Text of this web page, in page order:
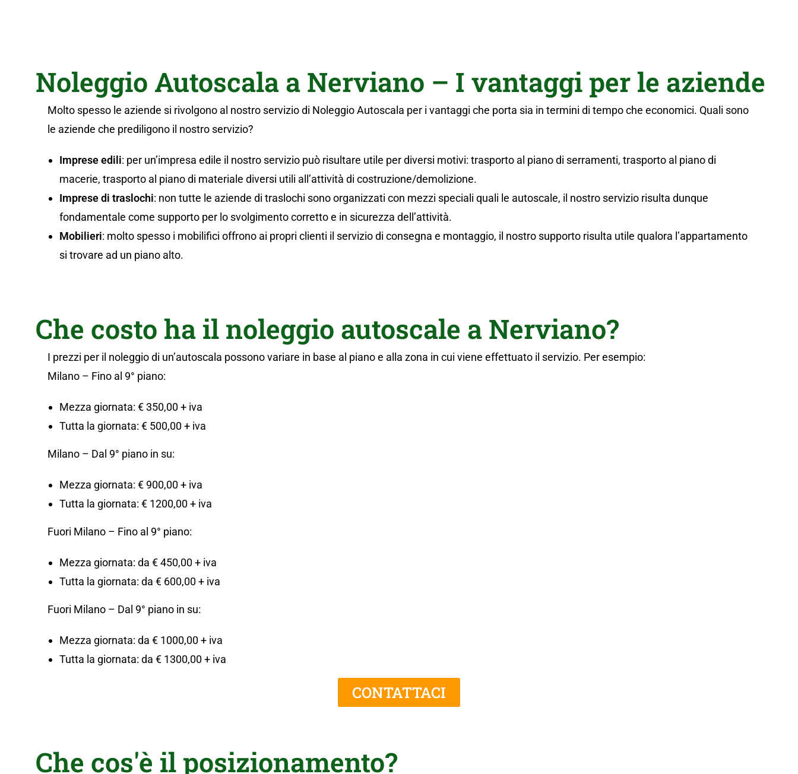
Noleggio Autoscala a Nerviano – I vantaggi per le aziende
Molto spesso le aziende si rivolgono al nostro servizio di Noleggio Autoscala per i vantaggi che porta sia in termini di tempo che economici. Quali sono
le aziende che prediligono il nostro servizio?
Imprese edili: per un’impresa edile il nostro servizio può risultare utile per diversi motivi: trasporto al piano di serramenti, trasporto al piano di
macerie, trasporto al piano di materiale diversi utili all’attività di costruzione/demolizione.
Imprese di traslochi: non tutte le aziende di traslochi sono organizzati con mezzi speciali quali le autoscale, il nostro servizio risulta dunque
fondamentale come supporto per lo svolgimento corretto e in sicurezza dell’attività.
Mobilieri: molto spesso i mobilifici offrono ai propri clienti il servizio di consegna e montaggio, il nostro supporto risulta utile qualora l’appartamento
si trovare ad un piano alto.
Che costo ha il noleggio autoscale a Nerviano?
I prezzi per il noleggio di un’autoscala possono variare in base al piano e alla zona in cui viene effettuato il servizio. Per esempio:
Milano – Fino al 9° piano:
Mezza giornata: € 350,00 + iva
Tutta la giornata: € 500,00 + iva
Milano – Dal 9° piano in su:
Mezza giornata: € 900,00 + iva
Tutta la giornata: € 1200,00 + iva
Fuori Milano – Fino al 9° piano:
Mezza giornata: da € 450,00 + iva
Tutta la giornata: da € 600,00 + iva
Fuori Milano – Dal 9° piano in su:
Mezza giornata: da € 1000,00 + iva
Tutta la giornata: da € 1300,00 + iva
CONTATTACI
Che cos'è il posizionamento?